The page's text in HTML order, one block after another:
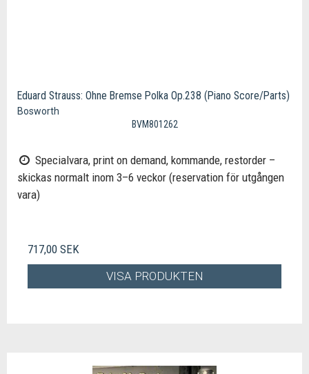
Eduard Strauss: Ohne Bremse Polka Op.238 (Piano Score/Parts)
Bosworth
BVM801262
Specialvara, print on demand, kommande, restorder –
skickas normalt inom 3–6 veckor (reservation för utgången
vara)
717,00 SEK
VISA PRODUKTEN